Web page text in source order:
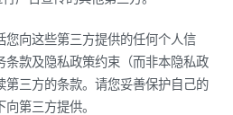
您向这些第三方提供的任何个人信
条款及隐私政策约束（而非本隐私政
第三方的条款。请您妥善保护自己的
第三方提供。